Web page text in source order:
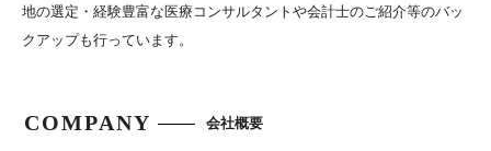
地の選定・経験豊富な医療コンサルタントや会計士のご紹介等のバッ
クアップも行っています。
COMPANY 会社概要